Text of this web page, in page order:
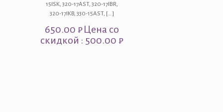
15ISK, 320-17AST, 320-17IBR,
320-17IKB, 330-15AST, […]
650.00₽Цена со
скидкой : 500.00 ₽